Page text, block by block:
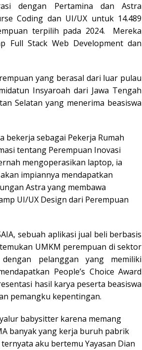
dengan Pertamina dan Astra
Coding dan UI/UX untuk 14.489
terpilih pada 2024. Mereka
Full Stack Web Development dan
yang berasal dari luar pulau
Insyaroah dari Jawa Tengah
Selatan yang menerima beasiswa
bekerja sebagai Pekerja Rumah
tentang Perempuan Inovasi
mengoperasikan laptop, ia
impiannya mendapatkan
Astra yang membawa
UI/UX Design dari Perempuan
sebuah aplikasi jual beli berbasis
UMKM perempuan di sektor
pelanggan yang memiliki
People’s Choice Award
hasil karya peserta beasiswa
pemangku kepentingan.
babysitter karena memang
banyak yang kerja buruh pabrik
aku bertemu Yayasan Dian